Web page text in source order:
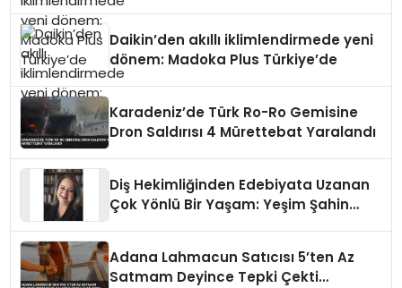
Daikin’den akıllı iklimlendirmede yeni
dönem: Madoka Plus Türkiye’de
Karadeniz’de Türk Ro-Ro Gemisine
Dron Saldırısı 4 Mürettebat Yaralandı
Diş Hekimliğinden Edebiyata Uzanan
Çok Yönlü Bir Yaşam: Yeşim Şahin
Adana Lahmacun Satıcısı 5’ten Az
Satmam Deyince Tepki Çekti